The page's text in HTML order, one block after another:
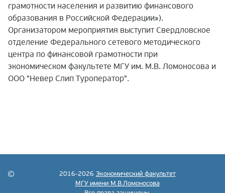
грамотности населения и развитию финансового
образования в Российской Федерации»).
Организатором мероприятия выступит Свердловское
отделение Федерального сетевого методического
центра по финансовой грамотности при
экономическом факультете МГУ им. М.В. Ломоносова и
ООО "Невер Слип Туроператор".
2016-2026 Экономический факультет
МГУ имени М.В.Ломоносова